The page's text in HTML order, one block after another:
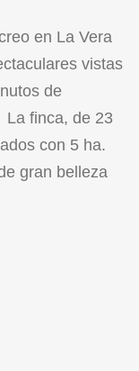
en La Vera
vistas
de
finca, de 23
con 5 ha.
gran belleza